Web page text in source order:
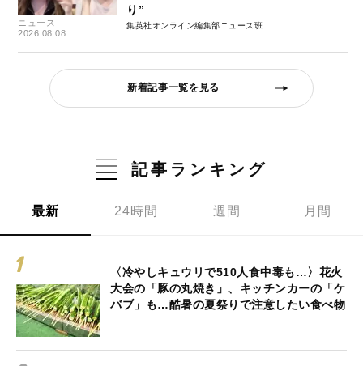
ニュース
2026.08.08
り”
集英社オンライン編集部ニュース班
新着記事一覧を見る
記事ランキング
最新 24時間 週間 月間
〈冷やしキュウリで510人食中毒も…〉花火
大会の「豚の丸焼き」、キッチンカーの「ケ
バブ」も…酷暑の夏祭りで注意したい食べ物